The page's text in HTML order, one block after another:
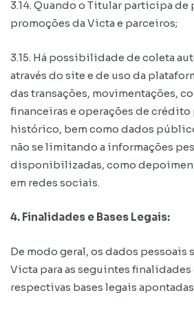
3.14. Quando o Titular participa de
promoções da Victa e parceiros;
3.15. Há possibilidade de coleta
através do site e de uso da
das transações, movimentações,
financeiras e operações de crédito
histórico, bem como dados
não se limitando a informações
disponibilizadas, como
em redes sociais.
4. Finalidades e Bases Legais:
De modo geral, os dados pessoais
Victa para as seguintes finalidades
respectivas bases legais